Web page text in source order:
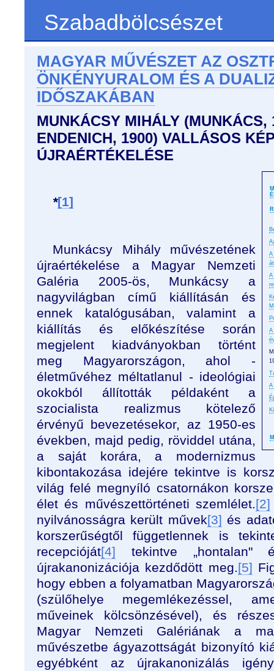
Szabadbölcsészet
MAGYAR MŰVÉSZET AZ
ÖNKÉNYURALOM ÉS A
IDŐSZAKÁBAN
MUNKÁCSY MIHÁLY (MUNKÁCS,
ENDENICH, 1900) VALLÁSOS
ÚJRAÉRTÉKELÉSE
A
A
A
A
*[1]
Munkácsy Mihály művészetének
újraértékelése a Magyar Nemzeti
Galéria 2005-ös, Munkácsy a
nagyvilágban című kiállításán és
ennek katalógusában, valamint a
kiállítás és előkészítése során
megjelent kiadványokban történt
meg Magyarországon, ahol -
életművéhez méltatlanul - ideológiai
okokból állították példaként a
szocialista realizmus kötelező
érvényű bevezetésekor, az 1950-es
években, majd pedig, röviddel utána,
a saját korára, a modernizmus
kibontakozása idejére tekintve is
világ felé megnyíló csatornákon
élet és művészettörténeti szemlélet.[2]
nyilvánosságra került művek[3] és
korszerűségtől függetlennek is
recepcióját[4] tekintve „hontalan"
újrakanonizációja kezdődött meg.[5]
hogy ebben a folyamatban
(szülőhelye megemlékezéssel,
műveinek kölcsönzésével), és
Magyar Nemzeti Galériának a
művészetbe ágyazottságát bizonyító
egyébként az újrakanonizálás